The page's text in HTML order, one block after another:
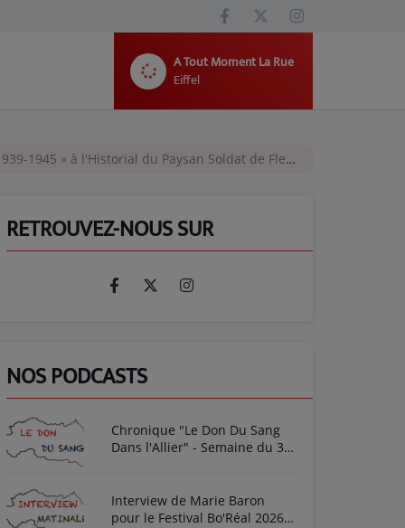
A Tout Moment La Rue
Eiffel
1945 » à l'Historial du Paysan Soldat de Fleuriel
RETROUVEZ-NOUS SUR
NOS PODCASTS
Chronique "Le Don Du Sang
Dans l'Allier" - Semaine du 3
Interview de Marie Baron
pour le Festival Bo'Réal 2026